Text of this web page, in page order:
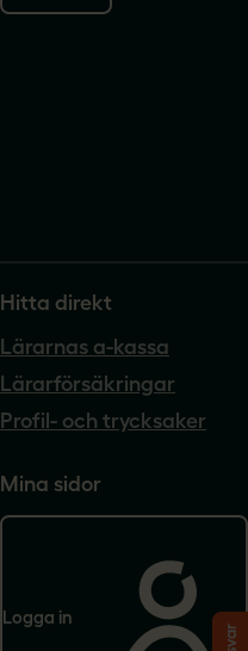
Hitta direkt
Lärarnas a-kassa
Lärarförsäkringar
Profil- och trycksaker
Mina sidor
Logga in